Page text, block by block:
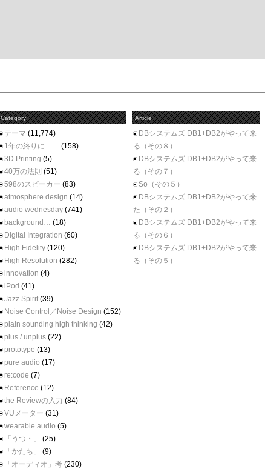
Category
テーマ (11,774)
1年の終りに…… (158)
3D Printing (5)
40万の法則 (51)
598のスピーカー (83)
atmosphere design (14)
audio wednesday (741)
background… (18)
Digital Integration (60)
High Fidelity (120)
High Resolution (282)
innovation (4)
iPod (41)
Jazz Spirit (39)
Noise Control／Noise Design (152)
plain sounding high thinking (42)
plus / unplus (22)
prototype (13)
pure audio (17)
re:code (7)
Reference (12)
the Reviewの入力 (84)
VUメーター (31)
wearable audio (5)
「うつ・」
(25)
「かたち」
(9)
「オーディオ」考 (230)
Article
DBシステムズ DB1+DB2がやって来
る（その８）
DBシステムズ DB1+DB2がやって来
る（その７）
So（その５）
DBシステムズ DB1+DB2がやって来
た（その２）
DBシステムズ DB1+DB2がやって来
る（その６）
DBシステムズ DB1+DB2がやって来
る（その５）